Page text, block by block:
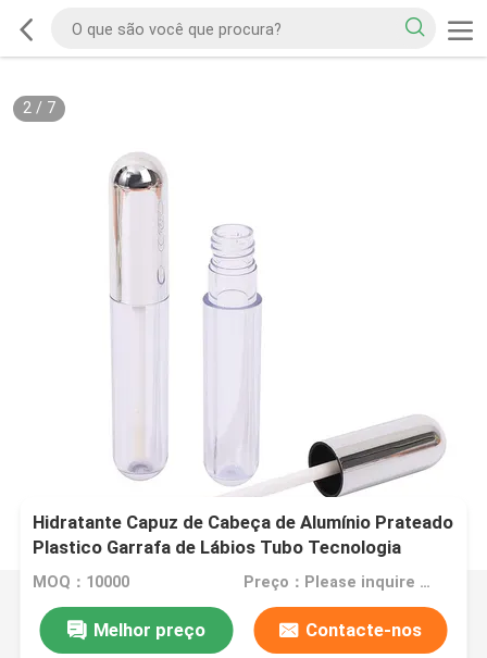
2/ 7
Hidratante Capuz de Cabeça de Alumínio Prateado
Plastico Garrafa de Lábios Tubo Tecnologia
Sense
MOQ：10000 Preço：Please inquire for price
Melhor preço Contacte-nos